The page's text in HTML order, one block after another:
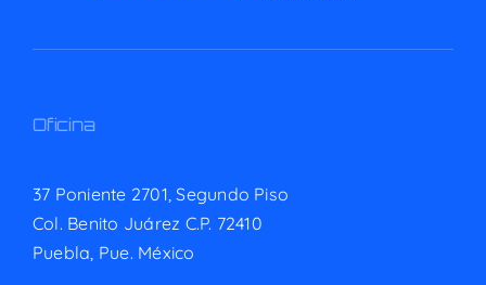
Oficina
37 Poniente 2701, Segundo Piso
Col. Benito Juárez C.P. 72410
Puebla, Pue. México